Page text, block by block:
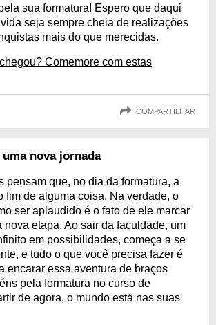
sua formatura! Espero que daqui
seja sempre cheia de realizações
mais do que merecidas.
Comemore com estas
COMPARTILHAR
nova jornada
pensam que, no dia da formatura, a
fim de alguma coisa. Na verdade, o
ser aplaudido é o fato de ele marcar
nova etapa. Ao sair da faculdade, um
em possibilidades, começa a se
e tudo o que você precisa fazer é
encarar essa aventura de braços
pela formatura no curso de
de agora, o mundo está nas suas